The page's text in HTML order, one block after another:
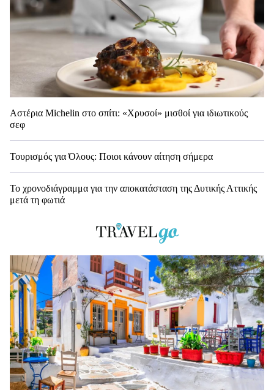
Αστέρια Michelin στο σπίτι: «Χρυσοί» μισθοί για ιδιωτικούς
σεφ
Τουρισμός για Όλους: Ποιοι κάνουν αίτηση σήμερα
Το χρονοδιάγραμμα για την αποκατάσταση της Δυτικής Αττικής
μετά τη φωτιά